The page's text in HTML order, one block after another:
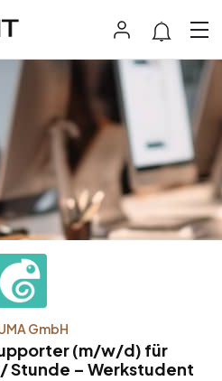
GmbH
(m/w/d) für
Stunde – Werkstudent